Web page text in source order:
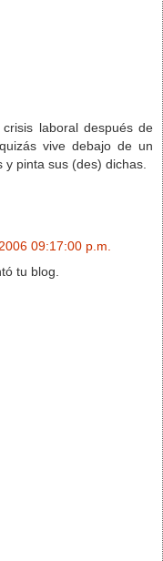
laboral después de
vive debajo de un
pinta sus (des) dichas.
09:17:00 p.m.
tu blog.